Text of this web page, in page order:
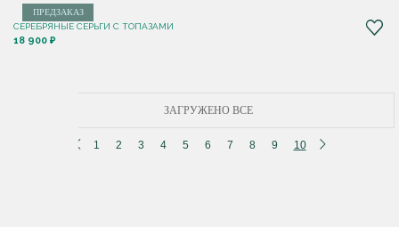
ПРЕДЗАКАЗ
СЕРЕБРЯНЫЕ СЕРЬГИ С ТОПАЗАМИ
18 900 ₽
ЗАГРУЖЕНО ВСЕ
1 2 3 4 5 6 7 8 9 10